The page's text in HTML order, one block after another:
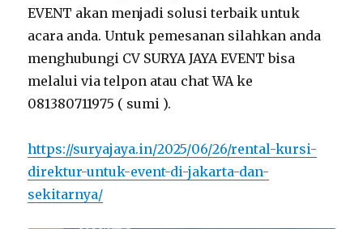
EVENT akan menjadi solusi terbaik untuk
acara anda. Untuk pemesanan silahkan anda
menghubungi CV SURYA JAYA EVENT bisa
melalui via telpon atau chat WA ke
081380711975 ( sumi ).
https://suryajaya.in/2025/06/26/rental-kursi-
direktur-untuk-event-di-jakarta-dan-
sekitarnya/